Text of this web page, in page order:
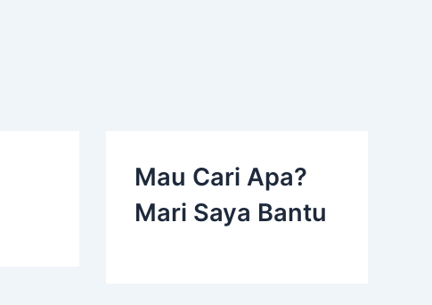
Mau Cari Apa?
Mari Saya Bantu